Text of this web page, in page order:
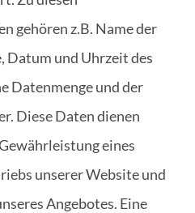
gehören z.B. Name der
Datum und Uhrzeit des
Datenmenge und der
Diese Daten dienen
eines
unserer Website und
Angebotes. Eine